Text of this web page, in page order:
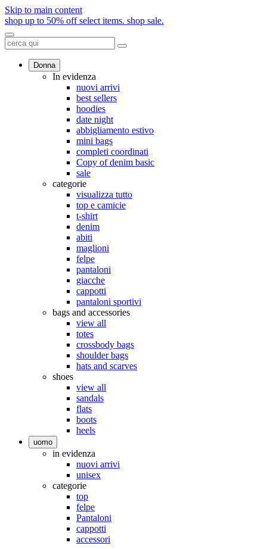
Skip to main content
shop up to 50% off select items. shop sale.
Donna
In evidenza
nuovi arrivi
best sellers
hoodies
date night
abbigliamento estivo
mini bags
completi coordinati
Copy of denim basic
sale
categorie
visualizza tutto
top e camicie
t-shirt
denim
abiti
maglioni
felpe
pantaloni
giacche
cappotti
pantaloni sportivi
bags and accessories
view all
totes
crossbody bags
shoulder bags
hats and scarves
shoes
view all
sandals
flats
boots
heels
uomo
in evidenza
nuovi arrivi
unisex
categorie
top
felpe
Pantaloni
cappotti
accessori